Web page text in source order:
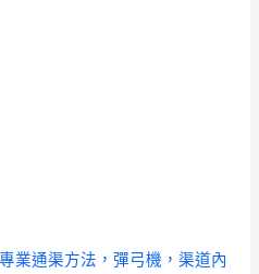
業通渠方法，彈弓機，渠道內